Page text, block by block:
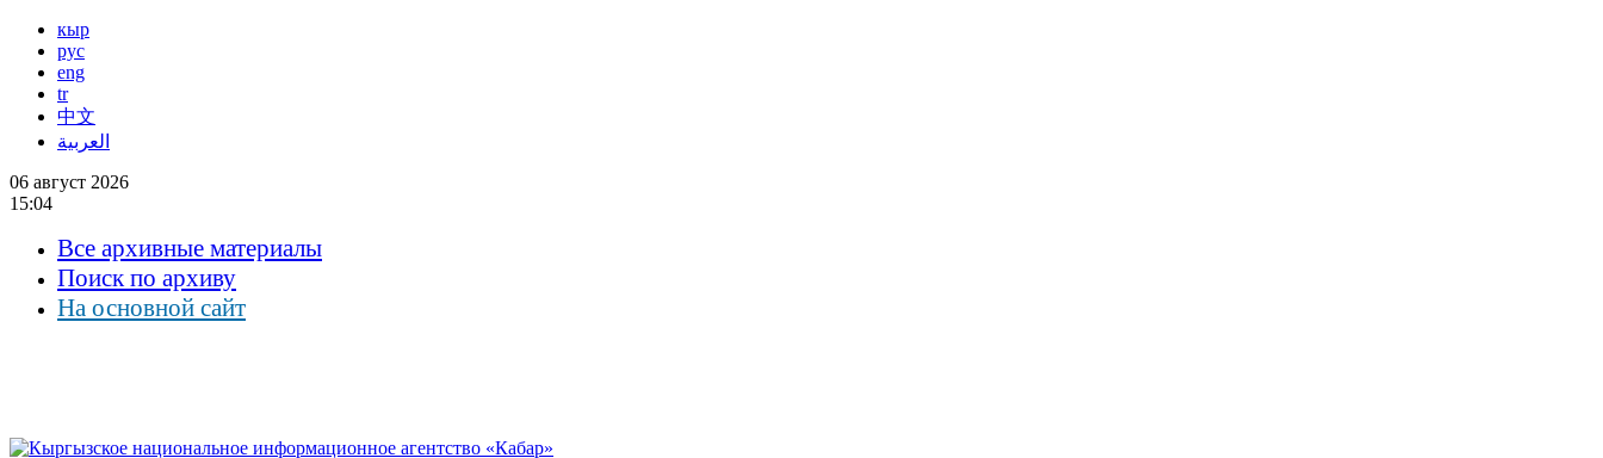
кыр
рус
eng
tr
中文
العربية
06 август 2026
15:04
Все архивные материалы
Поиск по архиву
На основной сайт